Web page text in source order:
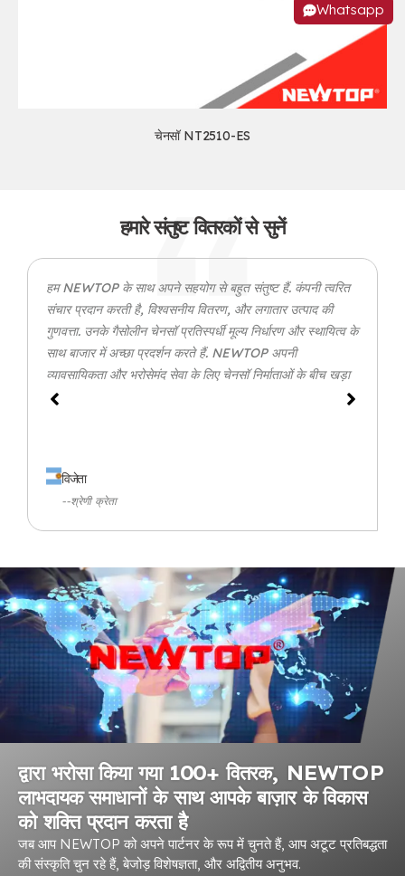
चेनसॉ NT2510-ES
हमारे संतुष्ट वितरकों से सुनें
हम NEWTOP के साथ अपने सहयोग से बहुत संतुष्ट हैं. कंपनी त्वरित
संचार प्रदान करती है, विश्वसनीय वितरण, और लगातार उत्पाद की
गुणवत्ता. उनके गैसोलीन चेनसॉ प्रतिस्पर्धी मूल्य निर्धारण और स्थायित्व के
साथ बाजार में अच्छा प्रदर्शन करते हैं. NEWTOP अपनी
व्यावसायिकता और भरोसेमंद सेवा के लिए चेनसॉ निर्माताओं के बीच खड़ा
है.
विजेता
--श्रेणी क्रेता
द्वारा भरोसा किया गया 100+ वितरक, NEWTOP
लाभदायक समाधानों के साथ आपके बाज़ार के विकास
को शक्ति प्रदान करता है
जब आप NEWTOP को अपने पार्टनर के रूप में चुनते हैं, आप अटूट प्रतिबद्धता
की संस्कृति चुन रहे हैं, बेजोड़ विशेषज्ञता, और अद्वितीय अनुभव.
Whatsapp